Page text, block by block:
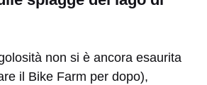
non si è ancora esaurita
il Bike Farm per dopo),